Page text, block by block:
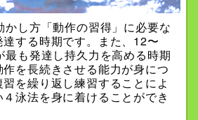
かし方「動作の習得」に必要な
する時期です。また、12〜
最も発達し持久力を高める時期
を長続きさせる能力が身につ
を繰り返し練習することによ
泳法を身に着けることができ